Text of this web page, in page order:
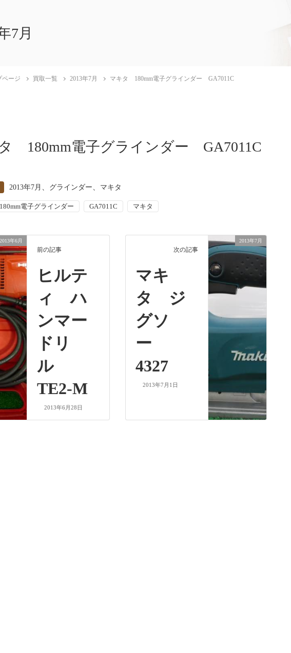
7月
ページ 買取一覧 2013年7月 マキタ 180mm電子グラインダー GA7011C
180mm電子グラインダー GA7011C
2013年7月 、 グラインダー 、 マキタ
180mm電子グラインダー GA7011C マキタ
2013年6月
前の記事
ヒルテ
ィ ハ
ンマー
ドリ
ル
TE2-M
2013年6月28日
2013年7月
次の記事
マキ
タ ジ
グソ
ー
4327
2013年7月1日